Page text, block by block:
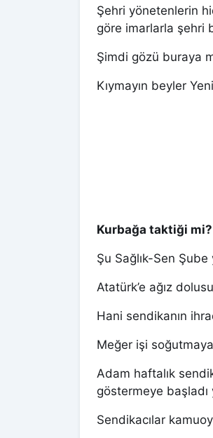
Şehri yönetenlerin
göre imarlarla şehri
Şimdi gözü buraya
Kıymayın beyler
Kurbağa taktiği mi?
Şu Sağlık-Sen
Atatürk’e ağız
Hani sendikanın
Meğer işi soğutmaya
Adam haftalık
göstermeye başladı
Sendikacılar